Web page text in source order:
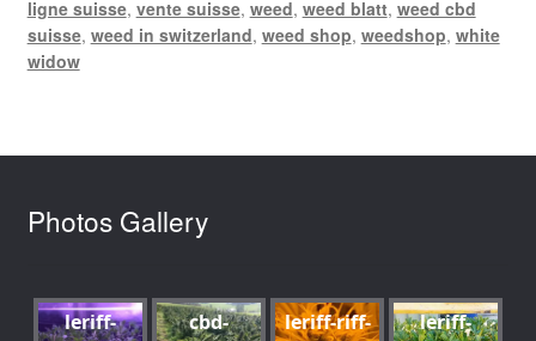
ligne suisse, vente suisse, weed, weed blatt, weed cbd
suisse, weed in switzerland, weed shop, weedshop, white
widow
Photos Gallery
leriff-
cbd-
leriff-riff-
leriff-